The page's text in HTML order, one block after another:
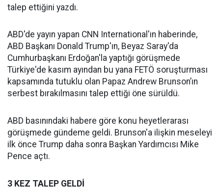
talep ettiğini yazdı.
ABD'de yayın yapan CNN International'ın haberinde,
ABD Başkanı Donald Trump'ın, Beyaz Saray'da
Cumhurbaşkanı Erdoğan'la yaptığı görüşmede
Türkiye'de kasım ayından bu yana FETÖ soruşturması
kapsamında tutuklu olan Papaz Andrew Brunson’ın
serbest bırakılmasını talep ettiği öne sürüldü.
ABD basınındaki habere göre konu heyetlerarası
görüşmede gündeme geldi. Brunson'a ilişkin meseleyi
ilk önce Trump daha sonra Başkan Yardımcısı Mike
Pence açtı.
3 KEZ TALEP GELDİ